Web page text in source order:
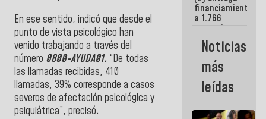
En ese sentido, indicó que desde el
punto de vista psicológico han
venido trabajando a través del
número 0800-AYUDA01. “De todas
las llamadas recibidas, 410
llamadas, 39% corresponde a casos
severos de afectación psicológica y
psiquiátrica”, precisó.
Nacional
financiamientos
a 1.766
comerciantes
emprendedores
afectados
por
terremotos
Noticias
más
leídas